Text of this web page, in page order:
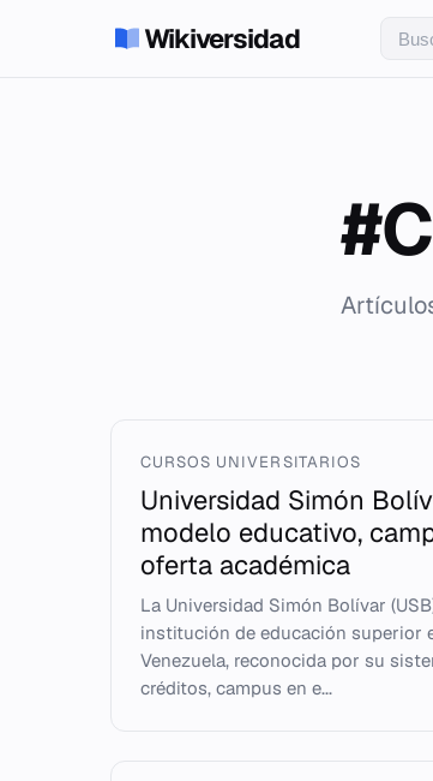
Wikiversidad
CURSOS UNIVERSITARIOS
Universidad Simón
modelo educativo,
oferta académica
La Universidad Simón Bolívar
institución de educación superior
Venezuela, reconocida por su
créditos, campus en e...